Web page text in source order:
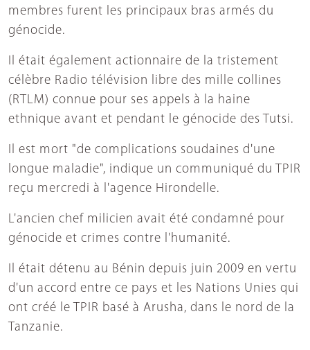
membres furent les principaux bras armés du
génocide.
Il était également actionnaire de la tristement
célèbre Radio télévision libre des mille collines
(RTLM) connue pour ses appels à la haine
ethnique avant et pendant le génocide des Tutsi.
Il est mort "de complications soudaines d'une
longue maladie", indique un communiqué du TPIR
reçu mercredi à l'agence Hirondelle.
L'ancien chef milicien avait été condamné pour
génocide et crimes contre l'humanité.
Il était détenu au Bénin depuis juin 2009 en vertu
d'un accord entre ce pays et les Nations Unies qui
ont créé le TPIR basé à Arusha, dans le nord de la
Tanzanie.